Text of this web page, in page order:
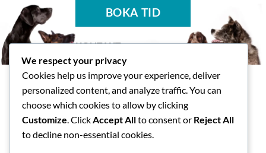
BOKA TID
KONTAKT
Tasspalatset AB
Skallsjö Prästväg 14, Floda
info@tasspalatset.se
0793-40 42 36
BG: 5072-9052, Swish: 123
We respect your privacy
Cookies help us improve your experience, deliver
personalized content, and analyze traffic. You can
choose which cookies to allow by clicking
Customize. ClickAccept Allto consent or Reject All
to decline non-essential cookies.